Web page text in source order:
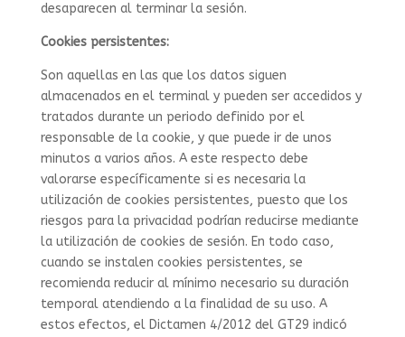
desaparecen al terminar la sesión.
Cookies persistentes:
Son aquellas en las que los datos siguen
almacenados en el terminal y pueden ser accedidos y
tratados durante un periodo definido por el
responsable de la cookie, y que puede ir de unos
minutos a varios años. A este respecto debe
valorarse específicamente si es necesaria la
utilización de cookies persistentes, puesto que los
riesgos para la privacidad podrían reducirse mediante
la utilización de cookies de sesión. En todo caso,
cuando se instalen cookies persistentes, se
recomienda reducir al mínimo necesario su duración
temporal atendiendo a la finalidad de su uso. A
estos efectos, el Dictamen 4/2012 del GT29 indicó